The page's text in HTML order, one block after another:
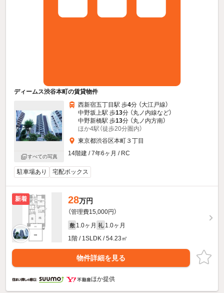
ディームス渋谷本町の賃貸物件
すべての写真
西新宿五丁目駅 歩4分 （大江戸線）
中野坂上駅 歩13分 （丸ノ内線など）
中野新橋駅 歩13分 （丸ノ内方南）
ほか4駅（徒歩20分圏内）
東京都渋谷区本町３丁目
14階建 / 7年6ヶ月 / RC
駐車場あり 宅配ボックス
新着 28万円
（管理費15,000円）
敷 1.0ヶ月 礼 1.0ヶ月
1階 / 1SLDK / 54.23㎡
物件詳細を見る
ほか提供